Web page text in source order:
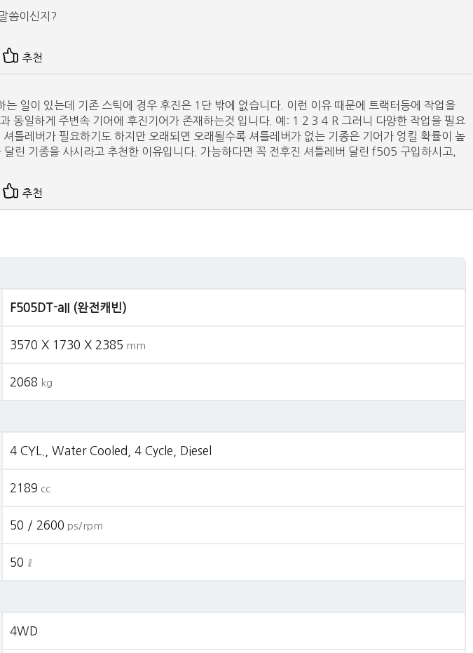
씀이신지?
추천
일이 있는데 기존 스틱에 경우 후진은 1단 밖에 없습니다. 이런 이유 때문에 트랙터등에 작업을
동일하게 주변속 기어에 후진기어가 존재하는것 입니다. 예: 1 2 3 4 R 그러니 다양한 작업을 필요
틀레버가 필요하기도 하지만 오래되면 오래될수록 셔틀레버가 없는 기종은 기어가 엉킬 확률이 높
린 기종을 사시라고 추천한 이유입니다. 가능하다면 꼭 전후진 셔틀레버 달린 f505 구입하시고,
추천
F505DT-aII (완전캐빈)
3570 X 1730 X 2385 mm
2068 kg
4 CYL., Water Cooled, 4 Cycle, Diesel
2189 cc
50 / 2600 ps/rpm
50 ℓ
4WD